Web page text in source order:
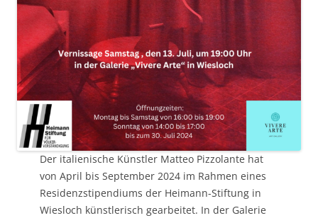
Der italienische Künstler Matteo Pizzolante hat
von April bis September 2024 im Rahmen eines
Residenzstipendiums der Heimann-Stiftung in
Wiesloch künstlerisch gearbeitet. In der Galerie